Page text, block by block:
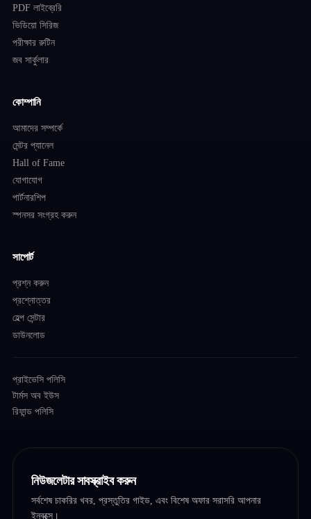
PDF লাইব্রেরি
ভিডিয়ো সিরিজ
পরীক্ষার রুটিন
জব সার্কুলার
কোম্পানি
আমাদের সম্পর্কে
মেন্টর প্যানেল
Hall of Fame
যোগাযোগ
পার্টনারশিপ
স্পনসর সংগ্রহ করুন
সাপোর্ট
প্রশ্ন করুন
প্রশ্নোত্তর
হেল্প সেন্টার
ডাউনলোড
প্রাইভেসি পলিসি
টার্মস অব ইউস
রিফান্ড পলিসি
নিউজলেটার সাবস্ক্রাইব করুন
সর্বশেষ চাকরির খবর, প্রস্তুতির গাইড, এবং বিশেষ অফার সরাসরি আপনার
ইনবক্সে।